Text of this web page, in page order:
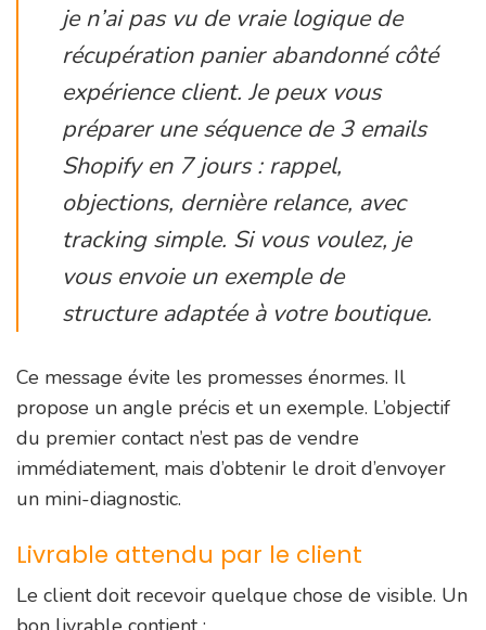
je n’ai pas vu de vraie logique de
récupération panier abandonné côté
expérience client. Je peux vous
préparer une séquence de 3 emails
Shopify en 7 jours : rappel,
objections, dernière relance, avec
tracking simple. Si vous voulez, je
vous envoie un exemple de
structure adaptée à votre boutique.
Ce message évite les promesses énormes. Il
propose un angle précis et un exemple. L’objectif
du premier contact n’est pas de vendre
immédiatement, mais d’obtenir le droit d’envoyer
un mini-diagnostic.
Livrable attendu par le client
Le client doit recevoir quelque chose de visible. Un